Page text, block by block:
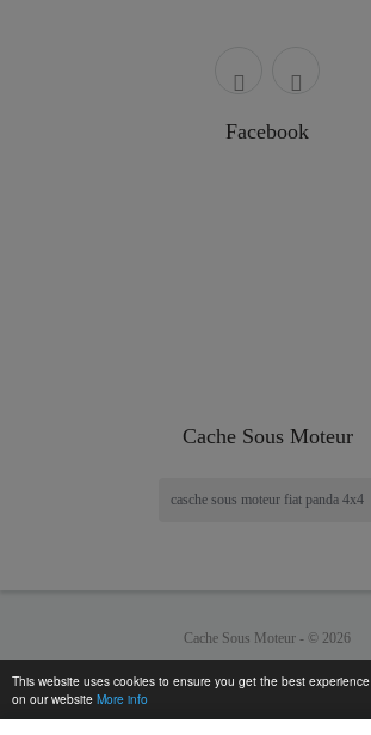
This website uses cookies to ensure you get the best experience
on our website More info
Facebook
Cache Sous Moteur
casche sous moteur fiat panda 4x4
Cache Sous Moteur - © 2026